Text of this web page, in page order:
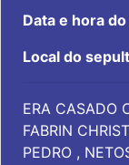
Data e hora
Local do
ERA CASADO
FABRIN
PEDRO ,